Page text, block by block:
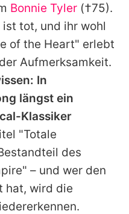
Bonnie Tyler (†75).
tot, und ihr wohl
of the Heart" erlebt
Aufmerksamkeit.
In
längst ein
Klassiker
"Totale
des
" – und wer den
hat, wird die